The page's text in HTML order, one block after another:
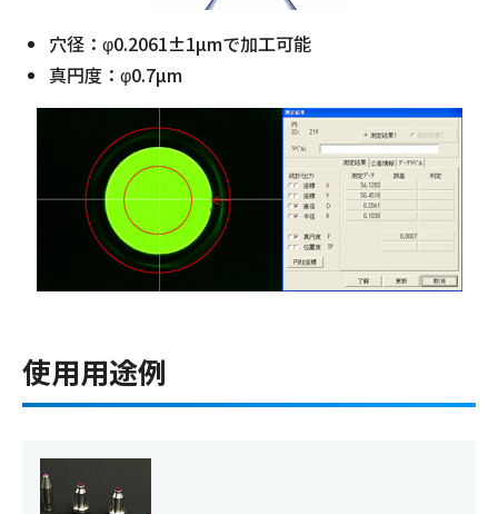
穴径：φ0.2061±1µmで加工可能
真円度：φ0.7µm
使用用途例